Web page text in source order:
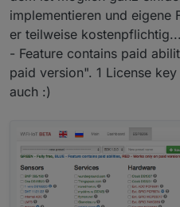
implementieren und eigene
er teilweise
- Feature contains paid
paid version". 1 License
auch :)